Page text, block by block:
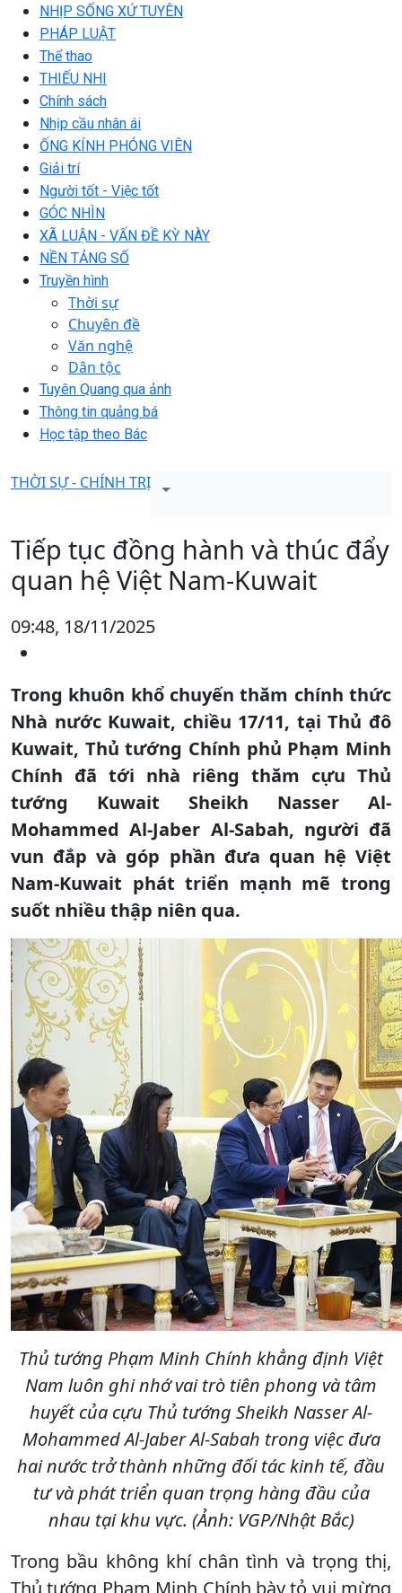
NHỊP SỐNG XỨ TUYÊN
PHÁP LUẬT
Thể thao
THIẾU NHI
Chính sách
Nhịp cầu nhân ái
ỐNG KÍNH PHÓNG VIÊN
Giải trí
Người tốt - Việc tốt
GÓC NHÌN
XÃ LUẬN - VẤN ĐỀ KỲ NÀY
NỀN TẢNG SỐ
Truyền hình
Thời sự
Chuyên đề
Văn nghệ
Dân tộc
Tuyên Quang qua ảnh
Thông tin quảng bá
Học tập theo Bác
THỜI SỰ - CHÍNH TRỊ
Tiếp tục đồng hành và thúc đẩy
quan hệ Việt Nam-Kuwait
09:48, 18/11/2025
Trong khuôn khổ chuyến thăm chính thức
Nhà nước Kuwait, chiều 17/11, tại Thủ đô
Kuwait, Thủ tướng Chính phủ Phạm Minh
Chính đã tới nhà riêng thăm cựu Thủ
tướng Kuwait Sheikh Nasser Al-
Mohammed Al-Jaber Al-Sabah, người đã
vun đắp và góp phần đưa quan hệ Việt
Nam-Kuwait phát triển mạnh mẽ trong
suốt nhiều thập niên qua.
Thủ tướng Phạm Minh Chính khẳng định Việt
Nam luôn ghi nhớ vai trò tiên phong và tâm
huyết của cựu Thủ tướng Sheikh Nasser Al-
Mohammed Al-Jaber Al-Sabah trong việc đưa
hai nước trở thành những đối tác kinh tế, đầu
tư và phát triển quan trọng hàng đầu của
nhau tại khu vực. (Ảnh: VGP/Nhật Bắc)
​​Trong bầu không khí chân tình và trọng thị,
Thủ tướng Phạm Minh Chính bày tỏ vui mừng